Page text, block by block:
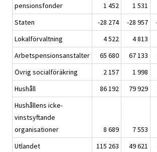
pensionsfonder
1 452 1 531
Staten
-28 274 -28 957
Lokalförvaltning
4 522 4 813
Arbetspensionsanstalter
65 680 67 133
Övrig socialföräkring
2 157 1 998
Hushåll
86 192 79 929
Hushållens icke-
vinstsyftande
organisationer
8 689 7 553
Utlandet
115 263 49 621